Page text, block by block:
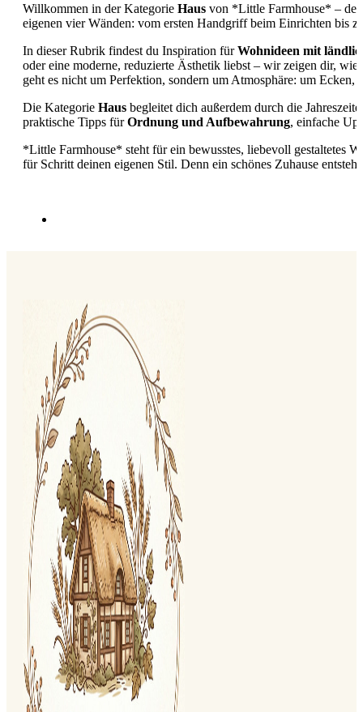
Willkommen in der Kategorie Haus von *Little Farmhouse* –
eigenen vier Wänden: vom ersten Handgriff beim Einrichten bis
In dieser Rubrik findest du Inspiration fürWohnideen mit
oder eine moderne, reduzierte Ästhetik liebst – wir zeigen dir,
geht es nicht um Perfektion, sondern um Atmosphäre: um
Die Kategorie Haus begleitet dich außerdem durch die
praktische Tipps fürOrdnung und Aufbewahrung, einfache
*Little Farmhouse* steht für ein bewusstes, liebevoll gestaltetes
für Schritt deinen eigenen Stil. Denn ein schönes Zuhause